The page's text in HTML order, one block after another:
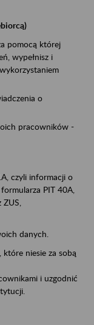
pomocą której
wypełnisz i
o
pracowników -
czyli informacji o
PIT 40A,
danych.
które niesie za sobą
i uzgodnić